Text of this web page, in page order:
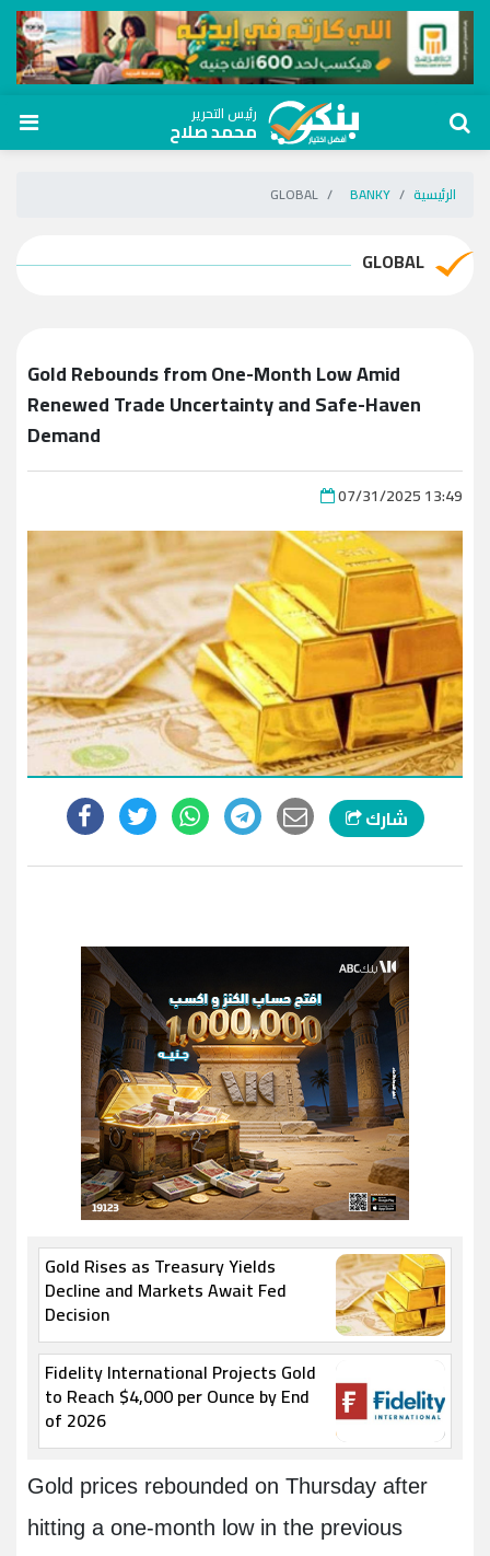
رئيس التحرير
محمد صلاح
الرئيسية BANKY
GLOBAL
GLOBAL
Gold Rebounds from One-Month Low Amid
Renewed Trade Uncertainty and Safe-Haven
Demand
07/31/2025 13:49
شارك
Gold Rises as Treasury Yields
Decline and Markets Await Fed
Decision
Fidelity International Projects Gold
to Reach $4,000 per Ounce by End
of 2026
Gold prices rebounded on Thursday after
hitting a one-month low in the previous